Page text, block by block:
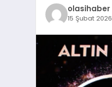
olasihaber
15 Şubat 2026